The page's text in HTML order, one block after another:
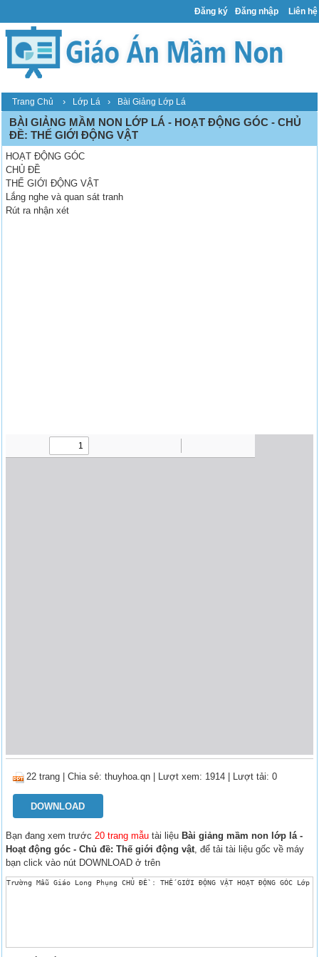
Đăng ký Đăng nhập Liên hệ
Trang Chủ › Lớp Lá › Bài Giảng Lớp Lá
BÀI GIẢNG MẦM NON LỚP LÁ - HOẠT ĐỘNG GÓC - CHỦ
ĐỀ: THẾ GIỚI ĐỘNG VẬT
HOẠT ĐỘNG GÓC
CHỦ ĐỀ
THẾ GIỚI ĐỘNG VẬT
Lắng nghe và quan sát tranh
Rút ra nhận xét
22 trang |Chia sẻ:thuyhoa.qn | Lượt xem: 1914 | Lượt tải: 0
DOWNLOAD
Bạn đang xem trước20 trang mẫu tài liệu Bài giảng mầm non lớp lá -
Hoạt động góc - Chủ đề: Thế giới động vật, để tải tài liệu gốc về máy
bạn click vào nút DOWNLOAD ở trên
Trường Mẫu Giáo Long Phụng CHỦ ĐỀ : THẾ GIỚI ĐỘNG VẬT HOẠT ĐỘNG